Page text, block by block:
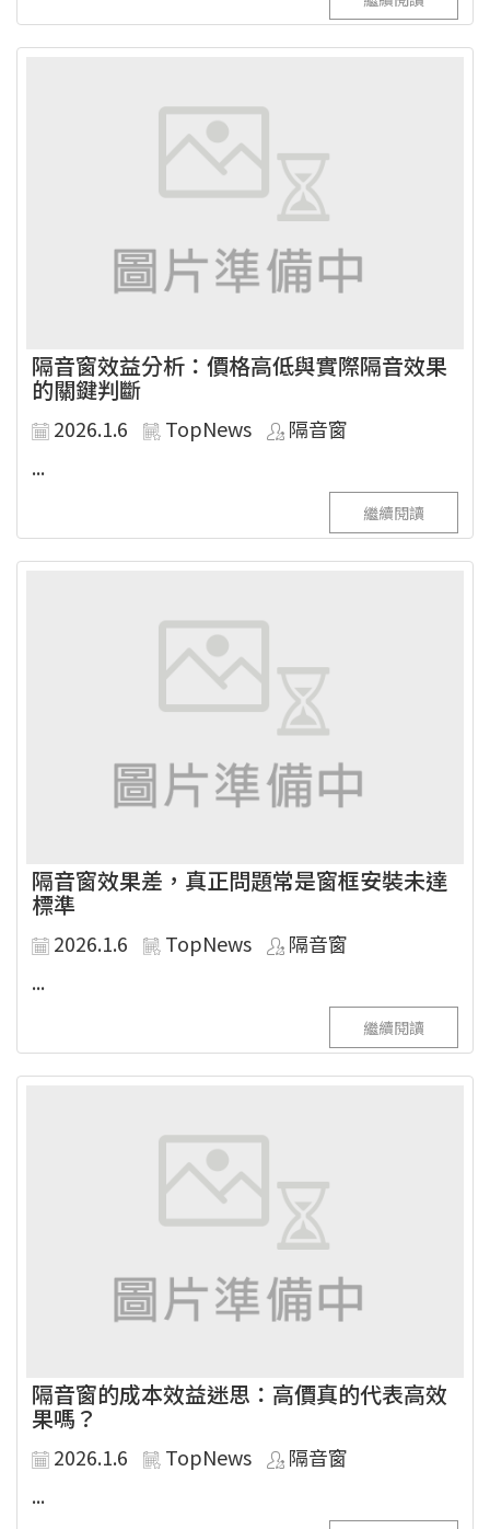
隔音窗效益分析：價格高低與實際隔音效果
的關鍵判斷
2026.1.6 TopNews
隔音窗
...
繼續閱讀
隔音窗效果差，真正問題常是窗框安裝未達
標準
2026.1.6 TopNews
隔音窗
...
繼續閱讀
隔音窗的成本效益迷思：高價真的代表高效
果嗎？
2026.1.6 TopNews
隔音窗
...